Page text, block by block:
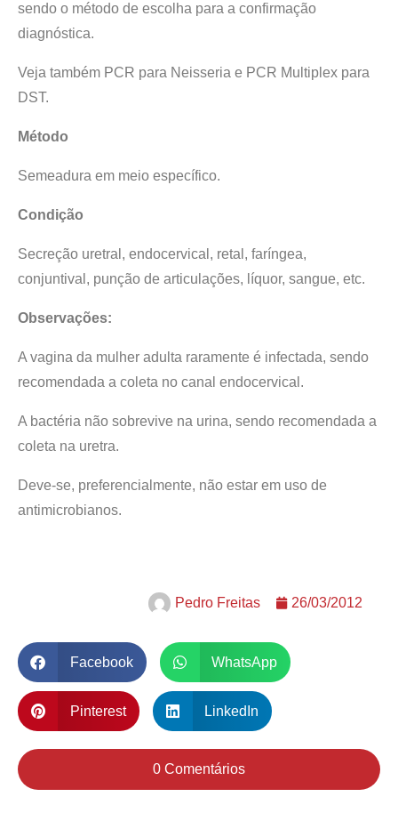
sendo o método de escolha para a confirmação
diagnóstica.
Veja também PCR para Neisseria e PCR Multiplex para
DST.
Método
Semeadura em meio específico.
Condição
Secreção uretral, endocervical, retal, faríngea,
conjuntival, punção de articulações, líquor, sangue, etc.
Observações:
A vagina da mulher adulta raramente é infectada, sendo
recomendada a coleta no canal endocervical.
A bactéria não sobrevive na urina, sendo recomendada a
coleta na uretra.
Deve-se, preferencialmente, não estar em uso de
antimicrobianos.
Pedro Freitas 26/03/2012
Facebook WhatsApp
Pinterest LinkedIn
0 Comentários